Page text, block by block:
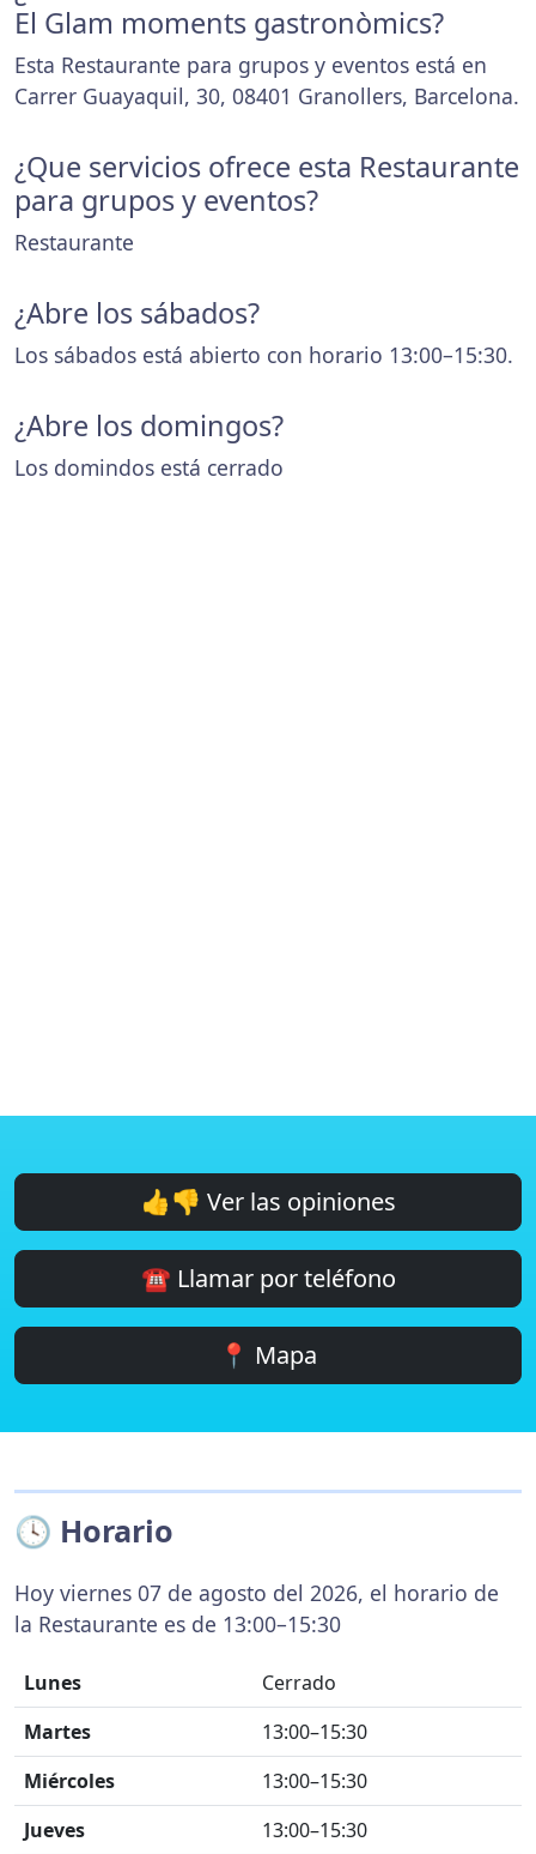
El Glam moments gastronòmics?
Esta Restaurante para grupos y eventos está en
Carrer Guayaquil, 30, 08401 Granollers, Barcelona.
¿Que servicios ofrece esta Restaurante
para grupos y eventos?
Restaurante
¿Abre los sábados?
Los sábados está abierto con horario 13:00–15:30.
¿Abre los domingos?
Los domindos está cerrado
👍👎 Ver las opiniones
☎️ Llamar por teléfono
📍 Mapa
🕓 Horario
Hoy viernes 07 de agosto del 2026, el horario de
la Restaurante es de 13:00–15:30
Lunes
Cerrado
Martes
13:00–15:30
Miércoles
13:00–15:30
Jueves
13:00–15:30